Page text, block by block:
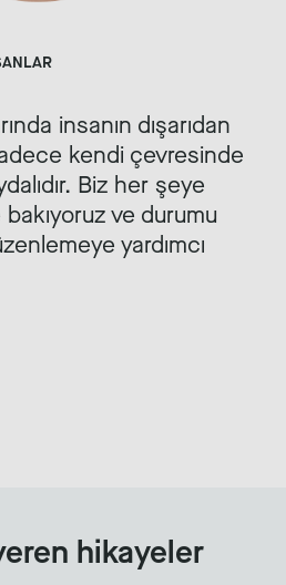
insanın dışarıdan
kendi çevresinde
Biz her şeye
bakıyoruz ve durumu
yardımcı
hikayeler